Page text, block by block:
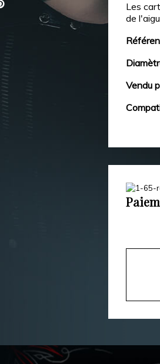
Les
de
Vendu